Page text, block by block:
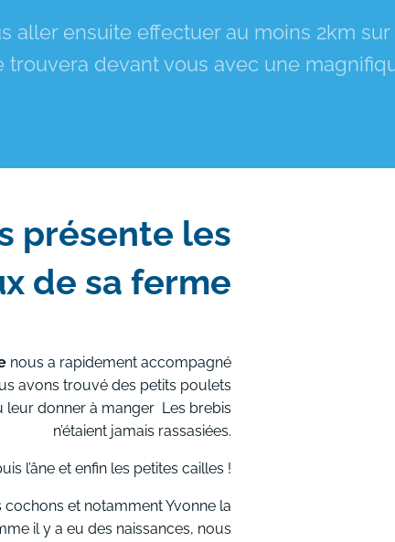
aller ensuite effectuer au moins 2km
devant vous avec une
présente les
de sa ferme
nous a rapidement accompagné
avons trouvé des petits poulets
leur donner à manger Les brebis
n’étaient jamais rassasiées.
l’âne et enfin les petites cailles !
et notamment Yvonne la
il y a eu des naissances, nous